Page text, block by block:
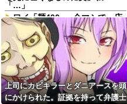
「…」
ワイ「麺400g、全マシで」店
主「ウチのマシは多いです
よ！」ワイ「いいから」
契約満了で退職した派遣社員
がいるんだけど、最後の出社日
に特に挨拶も菓子折りもなにも
なく...
44歳バツイチなんだが、仕事
が長続きしません。突然仕事に
行くのが嫌になって...
上司にカビキラーとダニアースを頭
にかけられた。証拠を持って弁護士